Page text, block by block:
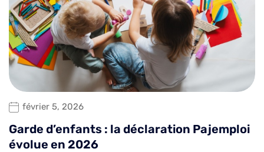
février 5, 2026
Garde d’enfants : la déclaration Pajemploi
évolue en 2026